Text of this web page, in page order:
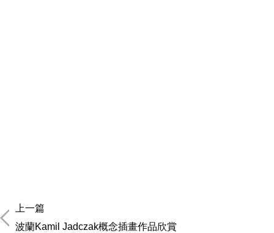
上一篇
波蘭Kamil Jadczak概念插畫作品欣賞